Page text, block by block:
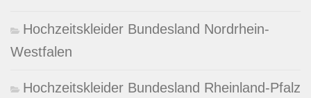
Hochzeitskleider Bundesland Nordrhein-
Westfalen
Hochzeitskleider Bundesland Rheinland-Pfalz